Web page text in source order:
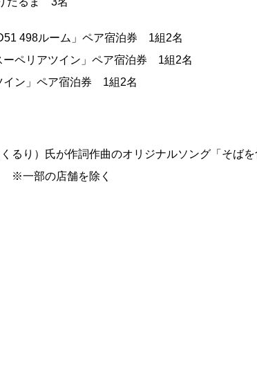
498ルーム」ペア宿泊券 1組2名
アツイン」ペア宿泊券 1組2名
」ペア宿泊券 1組2名
るり）氏が作詞作曲のオリジナルソング「そば
※一部の店舗を除く